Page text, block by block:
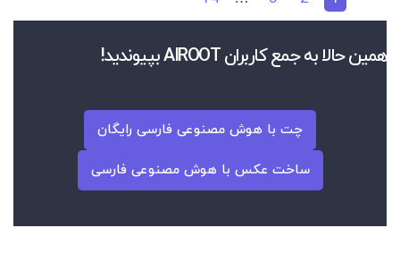
همین حالا به جمع کاربران AIROOT بپیوندید!
چت با هوش مصنوعی فارسی رایگان
ساخت عکس با هوش مصنوعی فارسی